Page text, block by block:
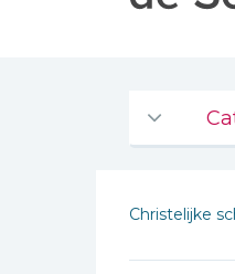
De
Christelijke